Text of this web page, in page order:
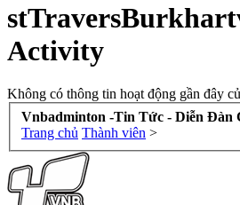
Activity
Không có thông tin hoạt động gần đây
Vnbadminton -Tin Tức - Diễn Đàn
Trang chủ Thành viên >